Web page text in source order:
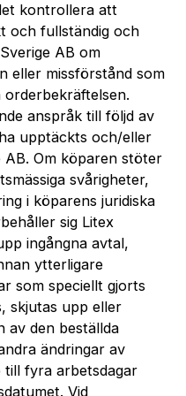
kontrollera att
och fullständig och
AB om
eller missförstånd som
anspråk till följd av
upptäckts och/eller
Om köparen stöter
svårigheter,
i köparens juridiska
sig Litex
ingångna avtal,
ytterligare
som speciellt gjorts
skjutas upp eller
av den beställda
ändringar av
till fyra arbetsdagar
Vid